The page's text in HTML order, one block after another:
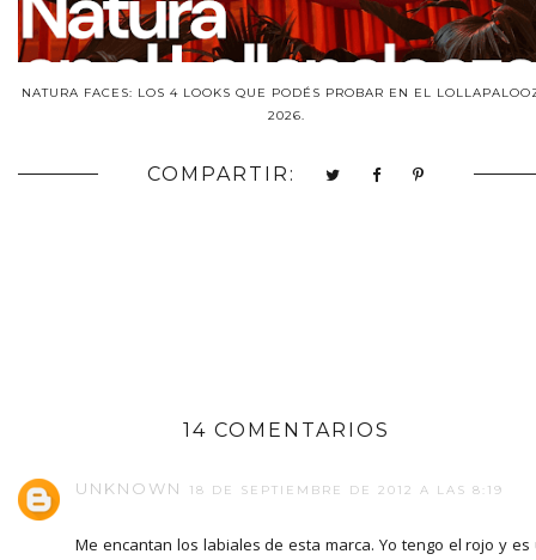
NATURA FACES: LOS 4 LOOKS QUE PODÉS PROBAR EN EL
2026.
COMPARTIR:
14 COMENTARIOS
UNKNOWN 18 DE SEPTIEMBRE DE 2012 A LAS 8:19
Me encantan los labiales de esta marca. Yo tengo el rojo y es